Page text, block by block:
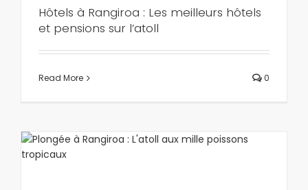
Hôtels à Rangiroa : Les meilleurs hôtels
et pensions sur l’atoll
Read More 0